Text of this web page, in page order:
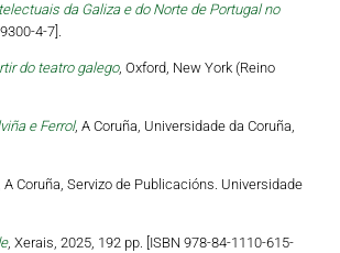
da Galiza e do Norte de Portugal no
4-7].
do teatro galego, Oxford, New York (Reino
e Ferrol, A Coruña, Universidade da Coruña,
A Coruña, Servizo de Publicacións. Universidade
, Xerais, 2025, 192 pp. [ISBN 978-84-1110-615-